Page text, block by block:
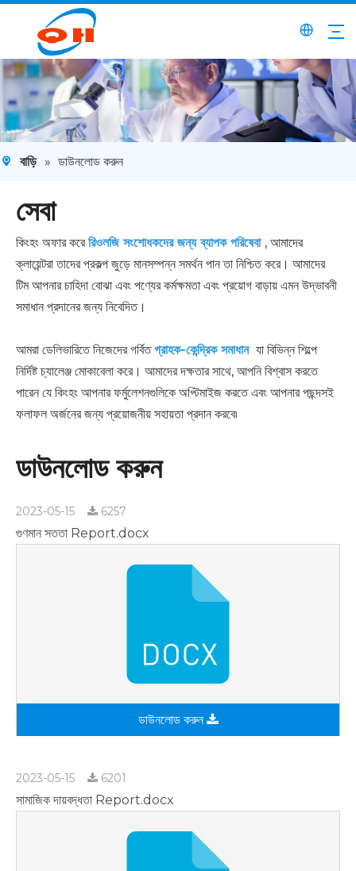
বাড়ি » ডাউনলোড করুন
সেবা
কিংহং অফার করেরিওলজি সংশোধকদের জন্য ব্যাপক পরিষেবা , আমাদের
ক্লায়েন্টরা তাদের প্রকল্প জুড়ে মানসম্পন্ন সমর্থন পান তা নিশ্চিত করে। আমাদের
টিম আপনার চাহিদা বোঝা এবং পণ্যের কর্মক্ষমতা এবং প্রয়োগ বাড়ায় এমন উদ্ভাবনী
সমাধান প্রদানের জন্য নিবেদিত।
আমরা ডেলিভারিতে নিজেদের গর্বিতগ্রাহক-কেন্দ্রিক সমাধান যা বিভিন্ন শিল্পে
নির্দিষ্ট চ্যালেঞ্জ মোকাবেলা করে। আমাদের দক্ষতার সাথে, আপনি বিশ্বাস করতে
পারেন যে কিংহং আপনার ফর্মুলেশনগুলিকে অপ্টিমাইজ করতে এবং আপনার পছন্দসই
ফলাফল অর্জনের জন্য প্রয়োজনীয় সহায়তা প্রদান করবে৷
ডাউনলোড করুন
2023-05-15 6257
গুণমান সততা Report.docx
ডাউনলোড করুন
2023-05-15 6201
সামাজিক দায়বদ্ধতা Report.docx